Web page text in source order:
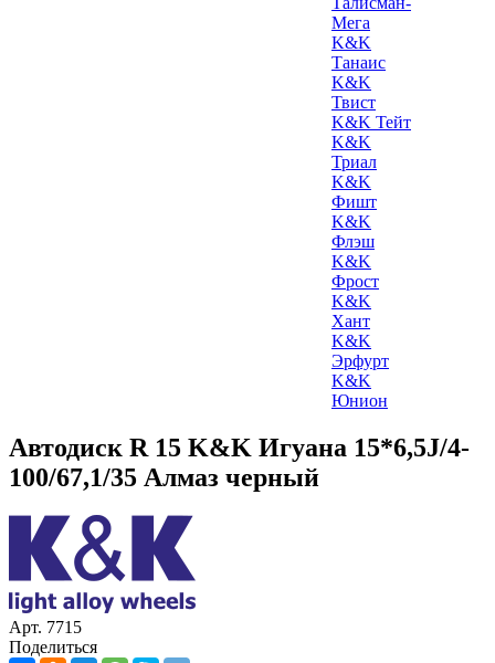
Мега
K&K
Танаис
K&K
Твист
K&K Тейт
K&K
Триал
K&K
Фишт
K&K
Флэш
K&K
Фрост
K&K
Хант
K&K
Эрфурт
K&K
Юнион
Автодиск R 15 K&K Игуана 15*6,5J/4-
100/67,1/35 Алмаз черный
Арт. 7715
Поделиться